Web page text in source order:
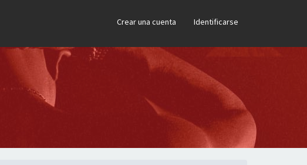
Crear una cuenta Identificarse